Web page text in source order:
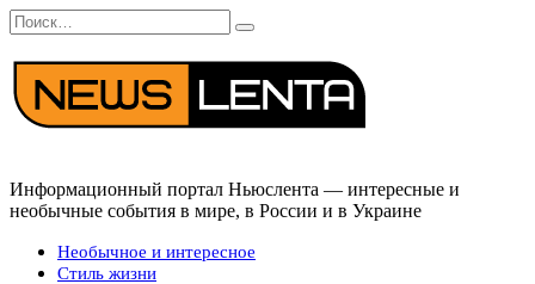
Перейти
к
содержанию
Search
for:
Информационный портал Ньюслента — интересные и
необычные события в мире, в России и в Украине
Необычное и интересное
Стиль жизни